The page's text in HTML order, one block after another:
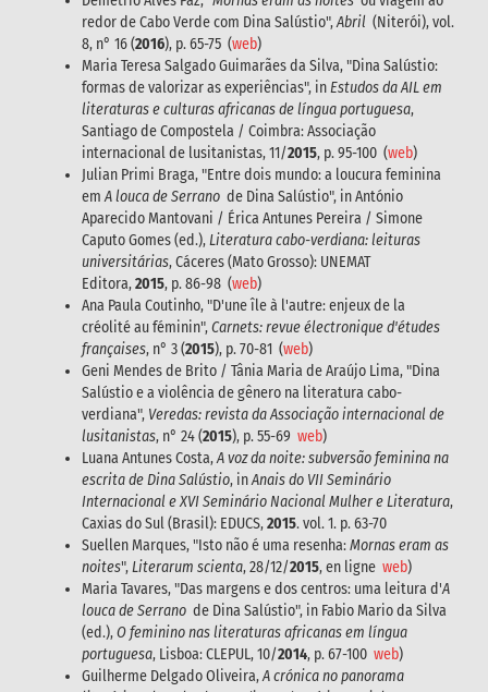
redor de Cabo Verde com Dina Salústio",Abril (Niterói), vol.
8, n° 16 (2016), p. 65-75 (web)
Maria Teresa Salgado Guimarães da Silva, "Dina Salústio:
formas de valorizar as experiências", inEstudos da AIL em
literaturas e culturas africanas de língua portuguesa,
Santiago de Compostela / Coimbra: Associação
internacional de lusitanistas, 11/2015, p. 95-100 (web)
Julian Primi Braga, "Entre dois mundo: a loucura feminina
emA louca de Serrano de Dina Salústio", in António
Aparecido Mantovani / Érica Antunes Pereira / Simone
Caputo Gomes (ed.),Literatura cabo-verdiana: leituras
universitárias, Cáceres (Mato Grosso): UNEMAT
Editora,2015, p. 86-98 (web)
Ana Paula Coutinho, "D'une île à l'autre: enjeux de la
créolité au féminin",Carnets: revue électronique d'études
françaises, n° 3 (2015), p. 70-81 (web)
Geni Mendes de Brito / Tânia Maria de Araújo Lima, "Dina
Salústio e a violência de gênero na literatura cabo-
verdiana", Veredas: revista da Associação internacional de
lusitanistas, n° 24 (2015), p. 55-69 web)
Luana Antunes Costa,A voz da noite: subversão feminina na
escrita de Dina Salústio, inAnais do VII Seminário
Internacional e XVI Seminário Nacional Mulher e Literatura,
Caxias do Sul (Brasil): EDUCS,2015. vol. 1. p. 63-70
Suellen Marques, "Isto não é uma resenha:Mornas eram as
noites",Literarum scienta, 28/12/2015, en ligne web)
Maria Tavares, "Das margens e dos centros: uma leitura d'A
louca de Serrano de Dina Salústio", in Fabio Mario da Silva
(ed.),O feminino nas literaturas africanas em língua
portuguesa, Lisboa: CLEPUL, 10/2014, p. 67-100 web)
Guilherme Delgado Oliveira,A crónica no panorama